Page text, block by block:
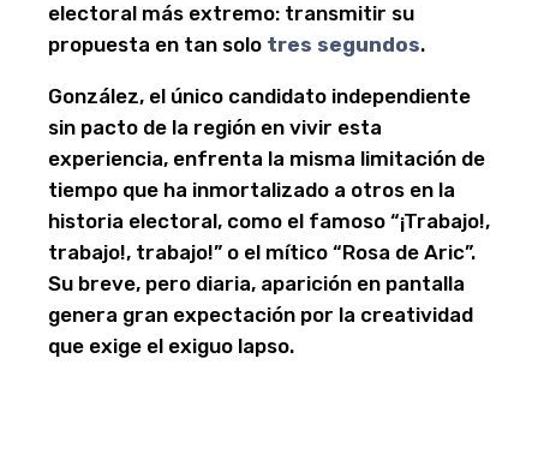
electoral más extremo: transmitir su
propuesta en tan solo tres segundos.
González, el único candidato independiente
sin pacto de la región en vivir esta
experiencia, enfrenta la misma limitación de
tiempo que ha inmortalizado a otros en la
historia electoral, como el famoso “¡Trabajo!,
trabajo!, trabajo!” o el mítico “Rosa de Aric”.
Su breve, pero diaria, aparición en pantalla
genera gran expectación por la creatividad
que exige el exiguo lapso.